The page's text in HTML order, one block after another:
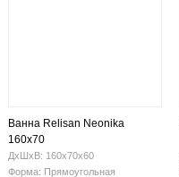
Ванна Relisan Neonika
160x70
ДхШхВ: 160х70х60
Форма: Прямоугольная